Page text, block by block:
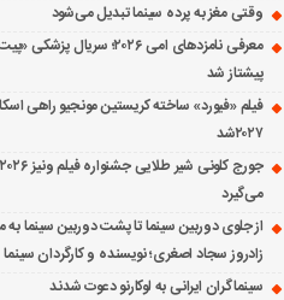
وقتی مغز به پرده سینما تبدیل می‌شود
معرفی نامزدهای امی ۲۰۲۶؛ سریال پزشکی
پیشتاز شد
فیلم «فیورد» ساخته کریستین مونجیو راهی
۲۰۲۷شد
می‌گیرد
از جلوی دوربین سینما تا پشت دوربین سینما
زادروز سجاد اصغری؛ نویسنده و کارگردان سینما
سینماگران ایرانی به لوکارنو دعوت شدند